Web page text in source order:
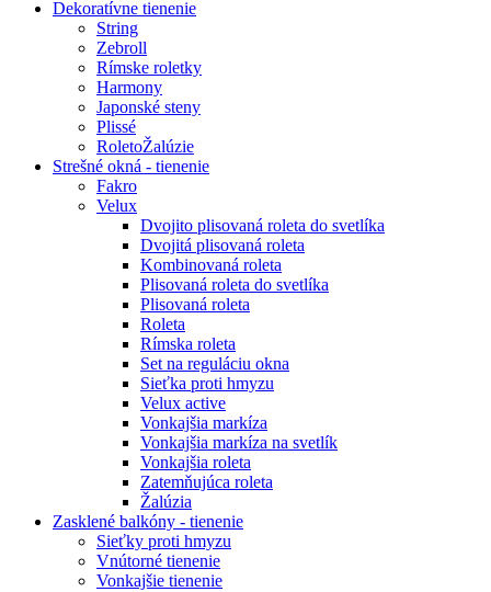
Dekoratívne tienenie
String
Zebroll
Rímske roletky
Harmony
Japonské steny
Plissé
RoletoŽalúzie
Strešné okná - tienenie
Fakro
Velux
Dvojito plisovaná roleta do svetlíka
Dvojitá plisovaná roleta
Kombinovaná roleta
Plisovaná roleta do svetlíka
Plisovaná roleta
Roleta
Rímska roleta
Set na reguláciu okna
Sieťka proti hmyzu
Velux active
Vonkajšia markíza
Vonkajšia markíza na svetlík
Vonkajšia roleta
Zatemňujúca roleta
Žalúzia
Zasklené balkóny - tienenie
Sieťky proti hmyzu
Vnútorné tienenie
Vonkajšie tienenie